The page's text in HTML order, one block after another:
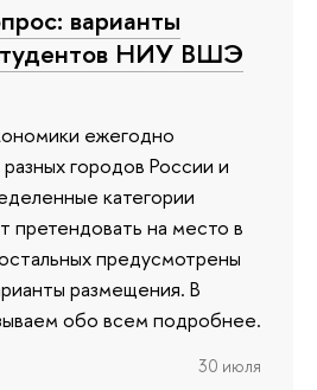
варианты
НИУ ВШЭ
ежегодно
городов России и
категории
претендовать на место в
предусмотрены
размещения. В
обо всем подробнее.
30 июля